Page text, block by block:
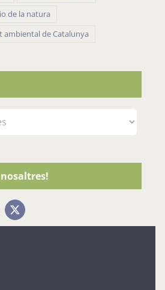
de la natura
de Catalunya